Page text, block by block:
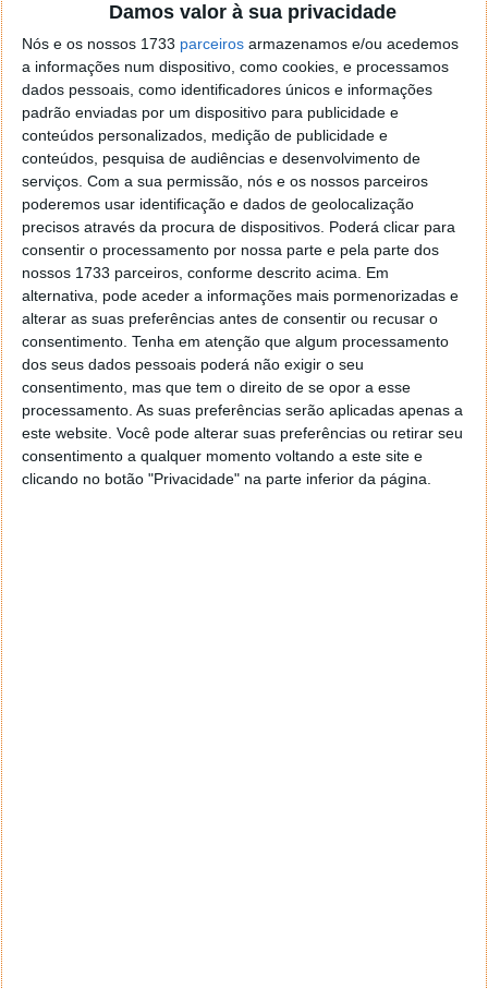
Damos valor à sua privacidade
Nós e os nossos 1733 parceiros armazenamos e/ou acedemos
a informações num dispositivo, como cookies, e processamos
dados pessoais, como identificadores únicos e informações
padrão enviadas por um dispositivo para publicidade e
conteúdos personalizados, medição de publicidade e
conteúdos, pesquisa de audiências e desenvolvimento de
serviços. Com a sua permissão, nós e os nossos parceiros
poderemos usar identificação e dados de geolocalização
precisos através da procura de dispositivos. Poderá clicar para
consentir o processamento por nossa parte e pela parte dos
nossos 1733 parceiros, conforme descrito acima. Em
alternativa, pode aceder a informações mais pormenorizadas e
alterar as suas preferências antes de consentir ou recusar o
consentimento. Tenha em atenção que algum processamento
dos seus dados pessoais poderá não exigir o seu
consentimento, mas que tem o direito de se opor a esse
processamento. As suas preferências serão aplicadas apenas a
este website. Você pode alterar suas preferências ou retirar seu
consentimento a qualquer momento voltando a este site e
clicando no botão "Privacidade" na parte inferior da página.